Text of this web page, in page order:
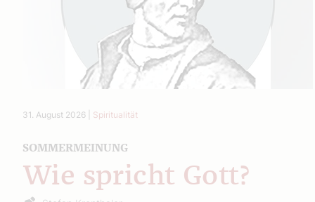
31. August 2026 Spiritualität
SOMMERMEINUNG
Wie spricht Gott?